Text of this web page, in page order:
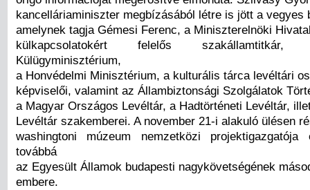
kancelláriaminiszter megbízásából létre is jött a vegyes
amelynek tagja Gémesi Ferenc, a Miniszterelnöki
külkapcsolatokért felelős
Külügyminisztérium,
a Honvédelmi Minisztérium, a kulturális tárca levéltári
képviselői, valamint az Állambiztonsági Szolgálatok
a Magyar Országos Levéltár, a Hadtörténeti Levéltár,
Levéltár szakemberei. A november 21-i alakuló ülésen
washingtoni múzeum nemzetközi projektigazgatója
továbbá
az Egyesült Államok budapesti nagykövetségének
embere.